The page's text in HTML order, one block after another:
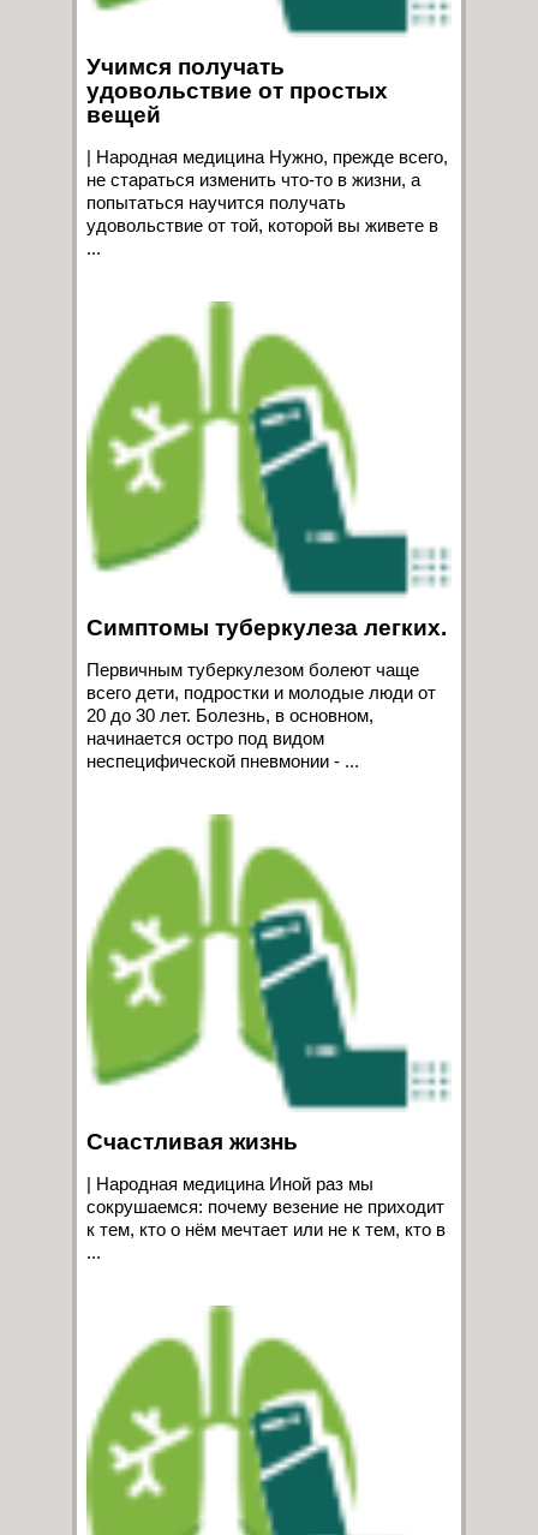
Учимся получать
удовольствие от простых
вещей
| Народная медицина Нужно, прежде всего,
не стараться изменить что-то в жизни, а
попытаться научится получать
удовольствие от той, которой вы живете в
...
Симптомы туберкулеза легких.
Первичным туберкулезом болеют чаще
всего дети, подростки и молодые люди от
20 до 30 лет. Болезнь, в основном,
начинается остро под видом
неспецифической пневмонии - ...
Счастливая жизнь
| Народная медицина Иной раз мы
сокрушаемся: почему везение не приходит
к тем, кто о нём мечтает или не к тем, кто в
...